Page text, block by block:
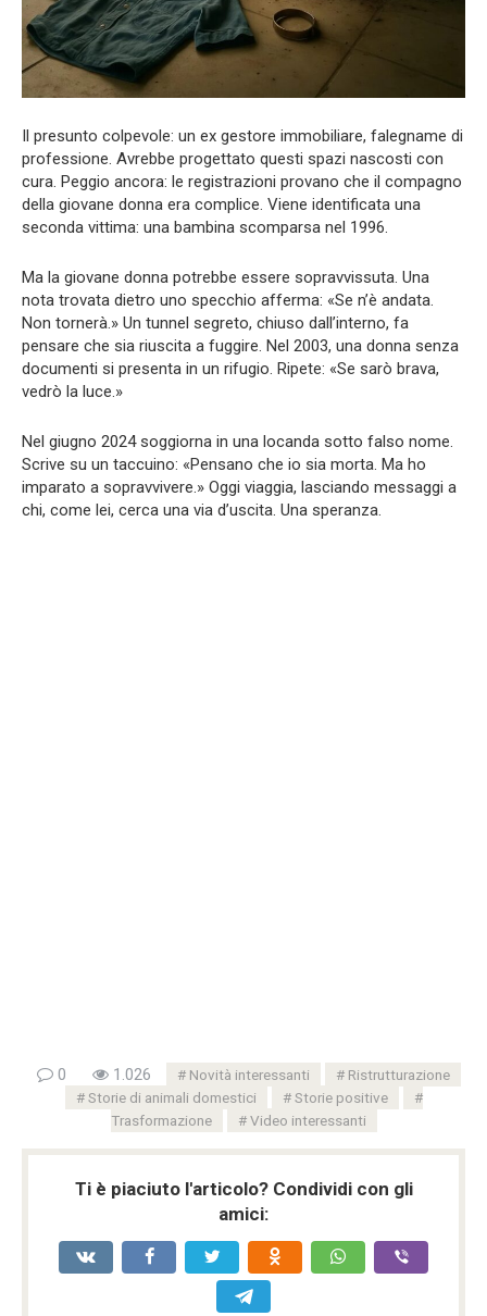
Il presunto colpevole: un ex gestore immobiliare, falegname di
professione. Avrebbe progettato questi spazi nascosti con
cura. Peggio ancora: le registrazioni provano che il compagno
della giovane donna era complice. Viene identificata una
seconda vittima: una bambina scomparsa nel 1996.
Ma la giovane donna potrebbe essere sopravvissuta. Una
nota trovata dietro uno specchio afferma: «Se n’è andata.
Non tornerà.» Un tunnel segreto, chiuso dall’interno, fa
pensare che sia riuscita a fuggire. Nel 2003, una donna senza
documenti si presenta in un rifugio. Ripete: «Se sarò brava,
vedrò la luce.»
Nel giugno 2024 soggiorna in una locanda sotto falso nome.
Scrive su un taccuino: «Pensano che io sia morta. Ma ho
imparato a sopravvivere.» Oggi viaggia, lasciando messaggi a
chi, come lei, cerca una via d’uscita. Una speranza.
0 1.026 Novità interessanti
Ristrutturazione
Storie di animali domestici
Storie positive
Trasformazione
Video interessanti
Ti è piaciuto l'articolo? Condividi con gli
amici: